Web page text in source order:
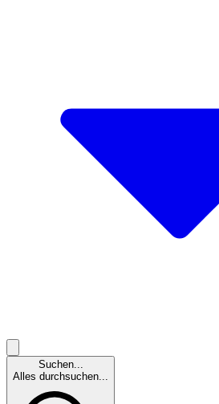
Suchen...
Alles durchsuchen...